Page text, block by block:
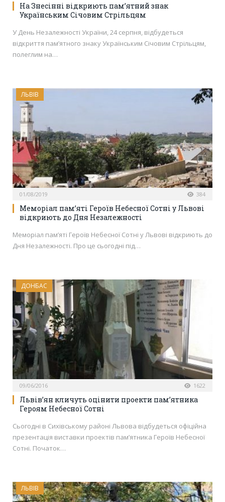
На Знесінні відкриють пам’ятний знак
Українським Січовим Стрільцям
У День Незалежності України, 24 серпня, відбудеться
відкриття пам’ятного знаку Українським Січовим Стрільцям,
полеглим на…
ЛЬВІВ
01/08/2019 384
Меморіал пам’яті Героїв Небесної Сотні у Львові
відкриють до Дня Незалежності
Меморіал пам’яті Героїв Небесної Сотні у Львові відкриють до
Дня Незалежності. Про це сьогодні під…
ДОНБАС
09/06/2016 1622
Львів’ян кличуть оцінити проекти пам’ятника
Героям Небесної Сотні
Сьогодні в Сихівському районі Львова відбудеться офіційна
презентація виставки проектів пам’ятника Героїв Небесної
Сотні. Початок…
ЛЬВІВ